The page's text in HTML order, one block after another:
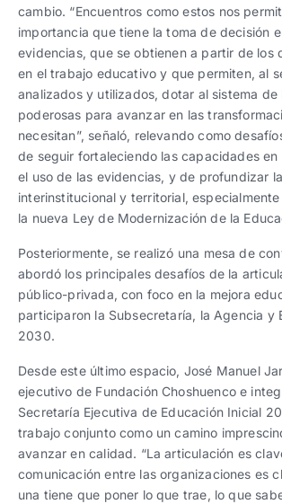
cambio. “Encuentros como estos nos
importancia que tiene la toma de decisión
evidencias, que se obtienen a partir de los
en el trabajo educativo y que permiten, al
analizados y utilizados, dotar al sistema de
poderosas para avanzar en las
necesitan”, señaló, relevando como
de seguir fortaleciendo las capacidades en
el uso de las evidencias, y de profundizar
interinstitucional y territorial,
la nueva Ley de Modernización de la
Posteriormente, se realizó una mesa de
abordó los principales desafíos de la
público-privada, con foco en la mejora
participaron la Subsecretaría, la Agencia y
2030.
Desde este último espacio, José Manuel
ejecutivo de Fundación Choshuenco e
Secretaría Ejecutiva de Educación Inicial
trabajo conjunto como un camino
avanzar en calidad. “La articulación es
comunicación entre las organizaciones es
una tiene que poner lo que trae, lo que